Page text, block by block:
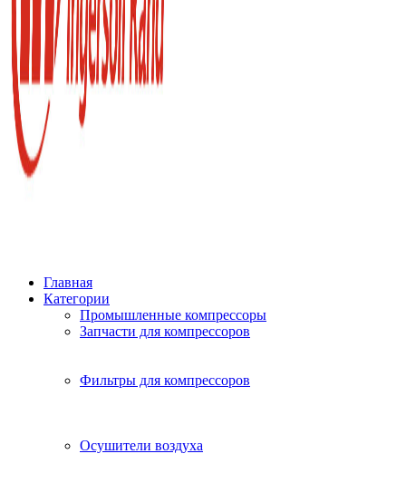
Главная
Категории
Промышленные компрессоры
Запчасти для компрессоров
Фильтры для компрессоров
Осушители воздуха